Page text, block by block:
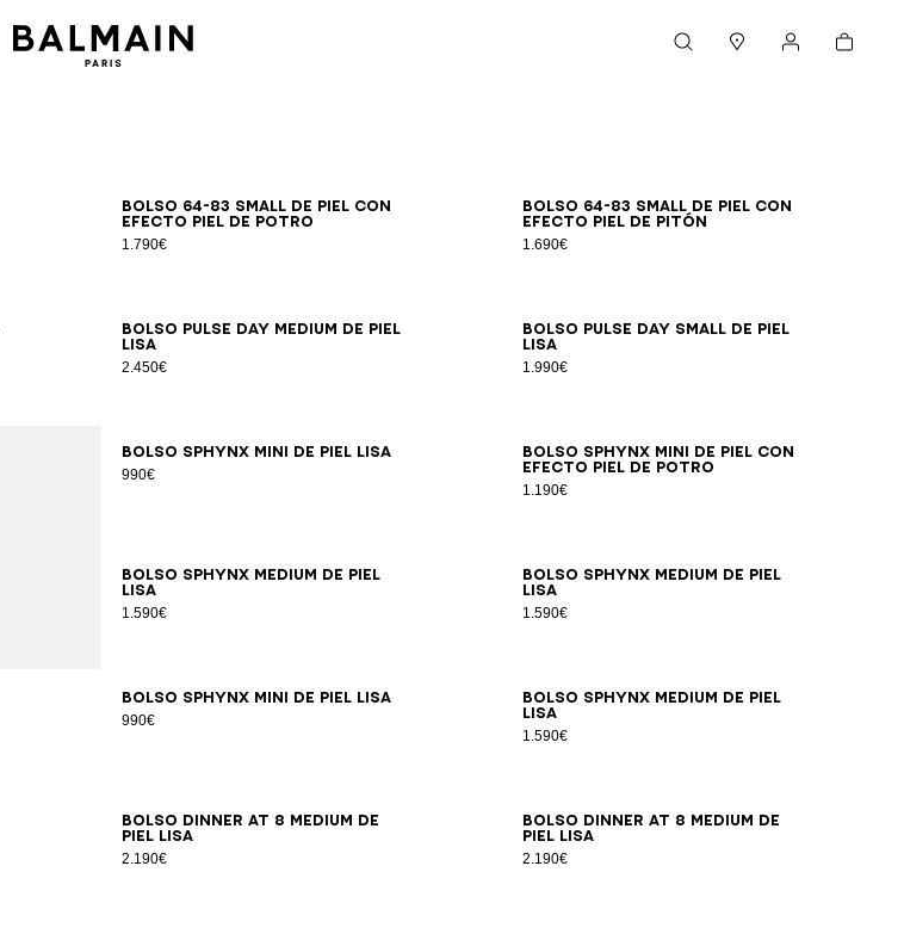
Cesta
Bolso 64-83 Small de piel con
efecto piel de potro
1.790€
Bolso 64-83 Small de piel con
efecto piel de pitón
1.690€
Bolso Pulse Day Medium de piel
lisa
2.450€
Bolso Pulse Day Small de piel
lisa
1.990€
Bolso SPHYNX Mini de piel lisa
990€
Bolso SPHYNX Mini de piel con
efecto piel de potro
1.190€
Bolso SPHYNX Medium de piel
lisa
1.590€
Bolso SPHYNX Medium de piel
lisa
1.590€
Bolso SPHYNX Mini de piel lisa
990€
Bolso SPHYNX Medium de piel
lisa
1.590€
Bolso DINNER AT 8 Medium de
piel lisa
2.190€
Bolso DINNER AT 8 Medium de
piel lisa
2.190€